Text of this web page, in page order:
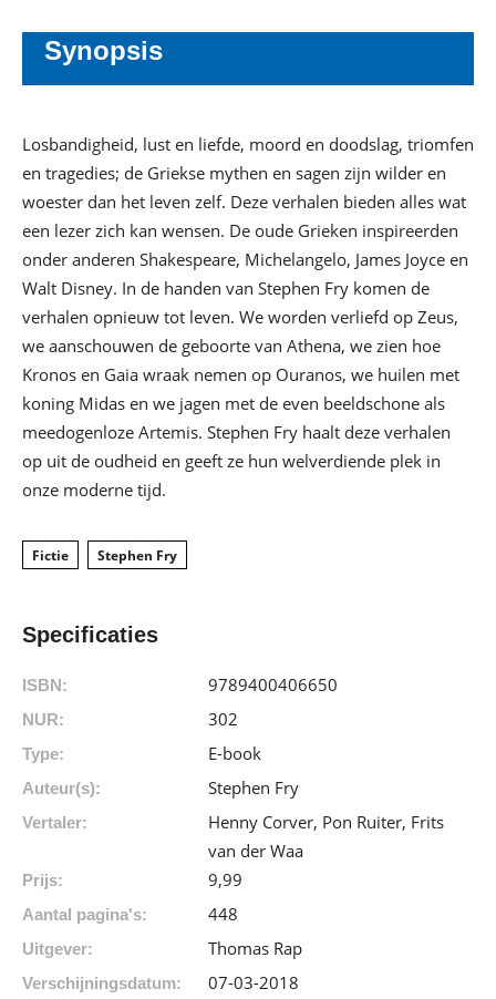
Synopsis
Losbandigheid, lust en liefde, moord en doodslag, triomfen
en tragedies; de Griekse mythen en sagen zijn wilder en
woester dan het leven zelf. Deze verhalen bieden alles wat
een lezer zich kan wensen. De oude Grieken inspireerden
onder anderen Shakespeare, Michelangelo, James Joyce en
Walt Disney. In de handen van Stephen Fry komen de
verhalen opnieuw tot leven. We worden verliefd op Zeus,
we aanschouwen de geboorte van Athena, we zien hoe
Kronos en Gaia wraak nemen op Ouranos, we huilen met
koning Midas en we jagen met de even beeldschone als
meedogenloze Artemis. Stephen Fry haalt deze verhalen
op uit de oudheid en geeft ze hun welverdiende plek in
onze moderne tijd.
Fictie Stephen Fry
Specificaties
ISBN: 9789400406650
NUR: 302
Type: E-book
Auteur(s): Stephen Fry
Vertaler:
Henny Corver, Pon Ruiter, Frits
van der Waa
Prijs: 9,99
Aantal pagina's: 448
Uitgever: Thomas Rap
Verschijningsdatum: 07-03-2018